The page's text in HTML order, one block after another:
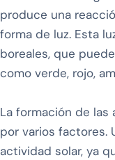
produce una
forma de luz. Esta
boreales, que
como verde, rojo,
La formación de las
por varios factores.
actividad solar, ya